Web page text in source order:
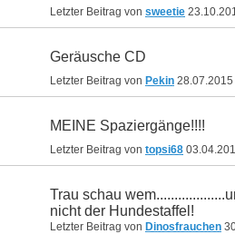
Letzter Beitrag von sweetie
Geräusche CD
Letzter Beitrag von Pekin 28.07.2015
MEINE Spaziergänge!!!!
Letzter Beitrag von topsi68
Trau schau
nicht der Hundestaffel!
Letzter Beitrag von Dinosfrauchen